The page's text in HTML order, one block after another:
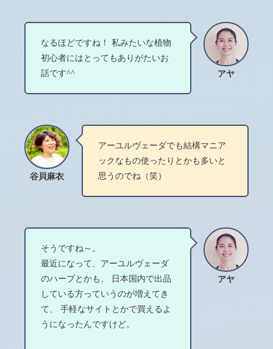
アヤ
なるほどですね！ 私みたいな植物
初心者にはとってもありがたいお
話です^^
谷貝麻衣
アーユルヴェーダでも結構マニア
ックなもの使ったりとかも多いと
思うのでね（笑）
アヤ
そうですね～。
最近になって、アーユルヴェーダ
のハーブとかも、 日本国内で出品
している方っていうのが増えてき
て、 手軽なサイトとかで買えるよ
うになったんですけど。